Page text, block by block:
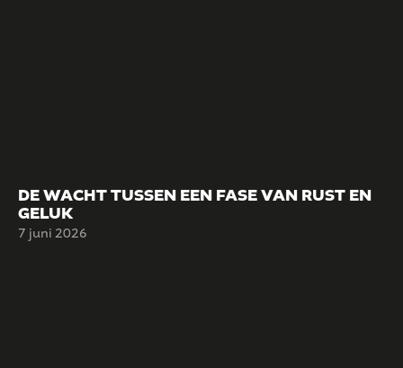
DE WACHT TUSSEN EEN FASE VAN RUST EN
GELUK
7 juni 2026